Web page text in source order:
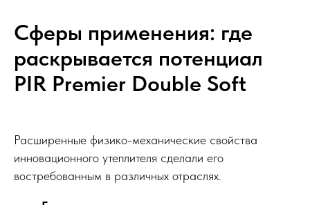
Сферы применения: где
раскрывается потенциал
PIR Premier Double Soft
Расширенные физико-механические свойства
инновационного утеплителя сделали его
востребованным в различных отраслях.